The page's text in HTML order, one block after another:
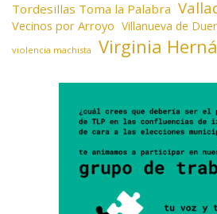
Tordesillas Toma la Palabra
Vecinos por Arroyo Villanueva de
violencia machista Virginia